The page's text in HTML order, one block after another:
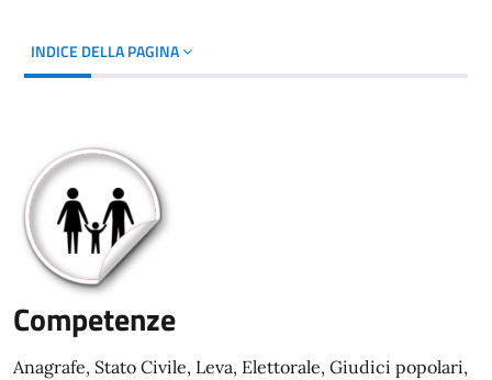
INDICE DELLA PAGINA
Competenze
Anagrafe, Stato Civile, Leva, Elettorale, Giudici popolari,